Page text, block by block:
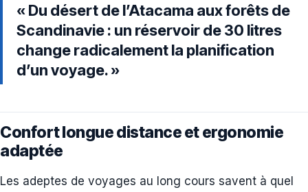
« Du désert de l’Atacama aux forêts de
Scandinavie : un réservoir de 30 litres
change radicalement la planification
d’un voyage. »
Confort longue distance et ergonomie
adaptée
Les adeptes de voyages au long cours savent à quel